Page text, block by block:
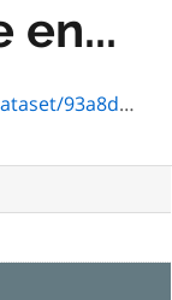
en...
85ed-ecff48bf7fd8/download/txt_0467f.htm